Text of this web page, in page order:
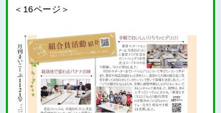
＜16ページ＞